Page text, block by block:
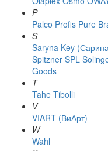
P
Palco Profis Pure
S
Saryna Key
Spitzner SPL
Goods
T
Tahe Tibolli
V
VIART (ВиАрт)
W
Wahl